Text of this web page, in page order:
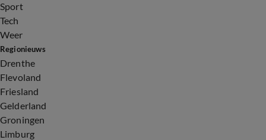
Sport
Tech
Weer
Regionieuws
Drenthe
Flevoland
Friesland
Gelderland
Groningen
Limburg